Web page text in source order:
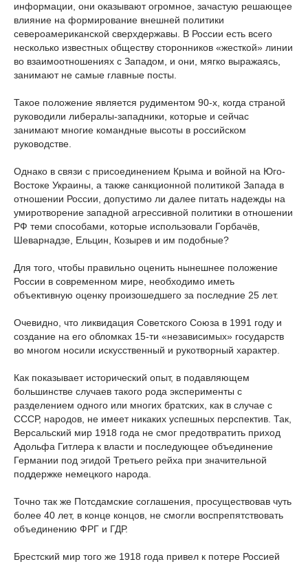
информации, они оказывают огромное, зачастую решающее
влияние на формирование внешней политики
североамериканской сверхдержавы. В России есть всего
несколько известных обществу сторонников «жесткой» линии
во взаимоотношениях с Западом, и они, мягко выражаясь,
занимают не самые главные посты.
Такое положение является рудиментом 90-х, когда страной
руководили либералы-западники, которые и сейчас
занимают многие командные высоты в российском
руководстве.
Однако в связи с присоединением Крыма и войной на Юго-
Востоке Украины, а также санкционной политикой Запада в
отношении России, допустимо ли далее питать надежды на
умиротворение западной агрессивной политики в отношении
РФ теми способами, которые использовали Горбачёв,
Шеварнадзе, Ельцин, Козырев и им подобные?
Для того, чтобы правильно оценить нынешнее положение
России в современном мире, необходимо иметь
объективную оценку произошедшего за последние 25 лет.
Очевидно, что ликвидация Советского Союза в 1991 году и
создание на его обломках 15-ти «независимых» государств
во многом носили искусственный и рукотворный характер.
Как показывает исторический опыт, в подавляющем
большинстве случаев такого рода эксперименты с
разделением одного или многих братских, как в случае с
СССР, народов, не имеет никаких успешных перспектив. Так,
Версальский мир 1918 года не смог предотвратить приход
Адольфа Гитлера к власти и последующее объединение
Германии под эгидой Третьего рейха при значительной
поддержке немецкого народа.
Точно так же Потсдамские соглашения, просуществовав чуть
более 40 лет, в конце концов, не смогли воспрепятствовать
объединению ФРГ и ГДР.
Брестский мир того же 1918 года привел к потере Россией